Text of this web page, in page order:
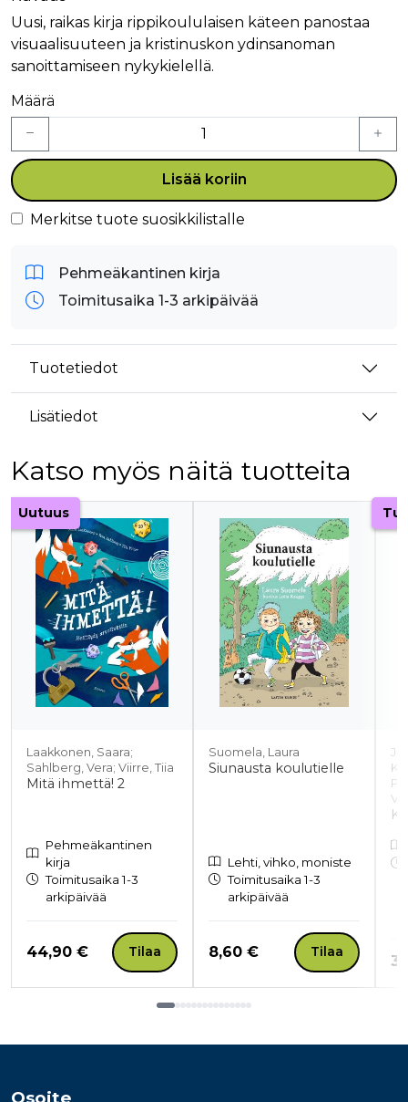
Uusi, raikas kirja rippikoululaisen käteen panostaa
visuaalisuuteen ja kristinuskon ydinsanoman
sanoittamiseen nykykielellä.
Määrä
Lisää koriin
Merkitse tuote suosikkilistalle
Pehmeäkantinen kirja
Toimitusaika 1-3 arkipäivää
Tuotetiedot
Lisätiedot
Katso myös näitä tuotteita
Tuoteluettelon alku
Uutuus
Laakkonen, Saara;
Sahlberg, Vera; Viirre, Tiia
Mitä ihmettä! 2
Pehmeäkantinen
kirja
Toimitusaika 1-3
arkipäivää
Hinta nyt
44,90 € Tilaa
Suomela, Laura
Siunausta koulutielle
Lehti, vihko, moniste
Toimitusaika 1-3
arkipäivää
Hinta nyt
8,60 € Tilaa
Osoite